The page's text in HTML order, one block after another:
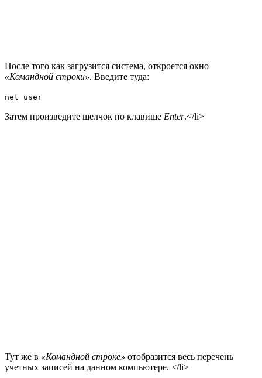
После того как загрузится система, откроется окно
«Командной строки». Введите туда:
net user
Затем произведите щелчок по клавише Enter.</li>
Тут же в «Командной строке» отобразится весь перечень
учетных записей на данном компьютере. </li>